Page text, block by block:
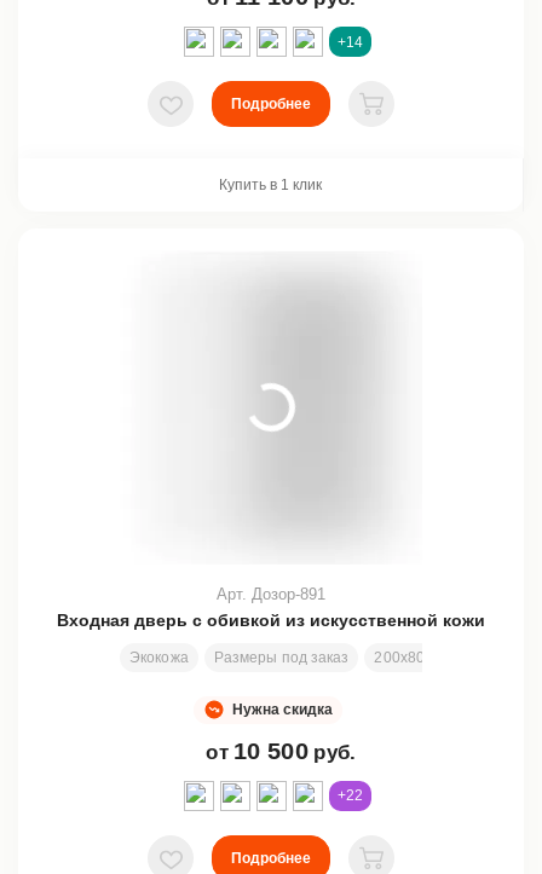
+14
В избранное
Подробнее
В корзину
Купить в 1 клик
Входная дверь с обивкой из искусственной кожи
Экокожа Размеры под заказ 200х80 см
Арт. Дозор-891
Нужна скидка
от 10 500 руб.
+22
В избранное
Подробнее
В корзину